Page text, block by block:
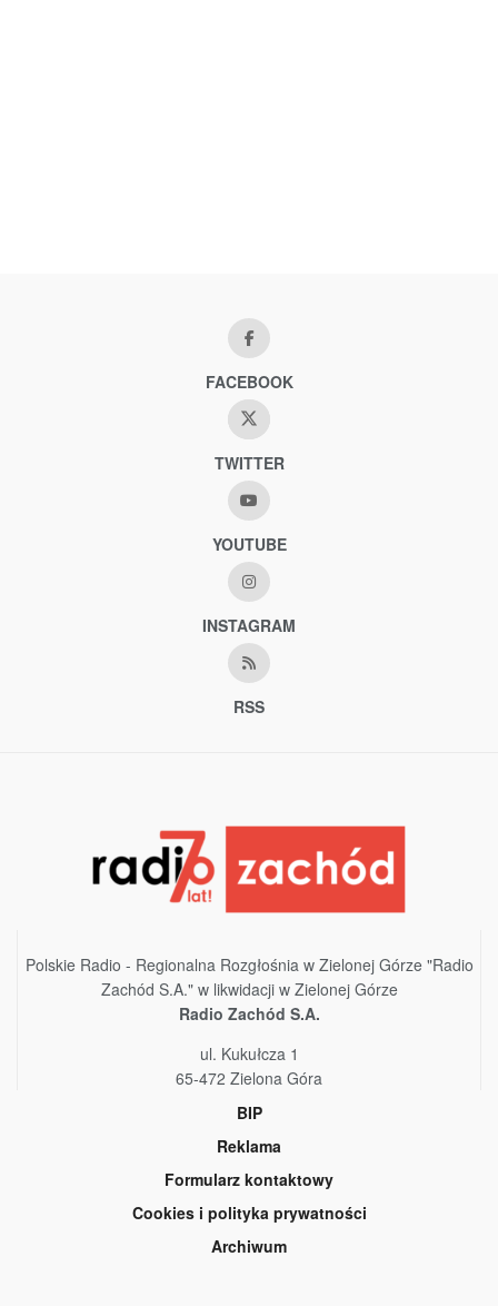
FACEBOOK
TWITTER
YOUTUBE
INSTAGRAM
RSS
Polskie Radio - Regionalna Rozgłośnia w Zielonej Górze "Radio
Zachód S.A." w likwidacji w Zielonej Górze
Radio Zachód S.A.
ul. Kukułcza 1
65-472 Zielona Góra
BIP
Reklama
Formularz kontaktowy
Cookies i polityka prywatności
Archiwum